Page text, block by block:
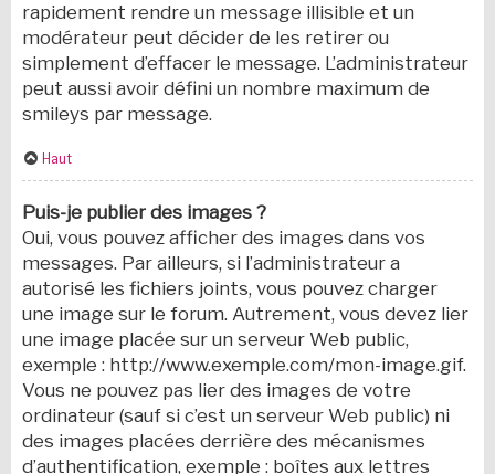
rapidement rendre un message illisible et un
modérateur peut décider de les retirer ou
simplement d’effacer le message. L’administrateur
peut aussi avoir défini un nombre maximum de
smileys par message.
Haut
Puis-je publier des images ?
Oui, vous pouvez afficher des images dans vos
messages. Par ailleurs, si l’administrateur a
autorisé les fichiers joints, vous pouvez charger
une image sur le forum. Autrement, vous devez lier
une image placée sur un serveur Web public,
exemple : http://www.exemple.com/mon-image.gif.
Vous ne pouvez pas lier des images de votre
ordinateur (sauf si c’est un serveur Web public) ni
des images placées derrière des mécanismes
d’authentification, exemple : boîtes aux lettres